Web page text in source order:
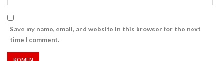
Save my name, email, and website in this browser for the next
time I comment.